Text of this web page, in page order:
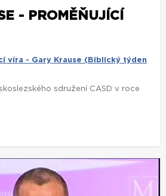
- PROMĚŇUJÍCÍ
víra - Gary Krause (Biblický týden
sdružení CASD v roce